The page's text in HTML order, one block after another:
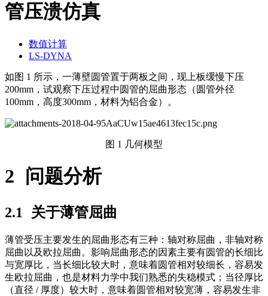
管压溃仿真
数值计算
LS-DYNA
如图 1 所示，一薄壁圆管置于两板之间，现上板缓慢下压
200mm ，试观察下压过程中圆管的屈曲形态（圆管外径
100mm ，高度300mm ，材料为铝合金）。
图 1 几何模型
2 问题分析
2.1 关于薄管屈曲
薄管受压主要发生的屈曲形态有三种：轴对称屈曲，非轴对称
屈曲以及欧拉屈曲。影响屈曲形态的因素主要有圆管的长细比
与宽厚比，当长细比较大时，意味着圆管相对较细长，容易发
生欧拉屈曲，也是材料力学中我们熟悉的失稳模式；当径厚比
（直径 /厚度）较大时，意味着圆管相对较宽薄，容易发生非